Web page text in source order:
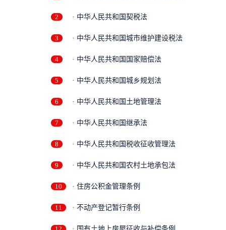
2 · 中华人民共和国契税法
3 · 中华人民共和国城市维护建设税法
4 · 中华人民共和国国家赔偿法
5 · 中华人民共和国城乡规划法
6 · 中华人民共和国土地管理法
7 · 中华人民共和国继承法
8 · 中华人民共和国税收征收管理法
9 · 中华人民共和国农村土地承包法
10 · 住房公积金管理条例
11 · 不动产登记暂行条例